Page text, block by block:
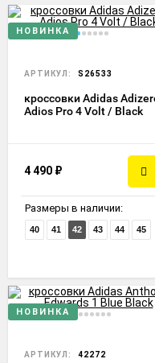
НОВИНКА
АРТИКУЛ: S26533
кроссовки Adidas
Adios Pro 4 Volt / Black
4 490 ₽
Размеры в наличии:
40 41 42 43 44 45
НОВИНКА
АРТИКУЛ: 42272